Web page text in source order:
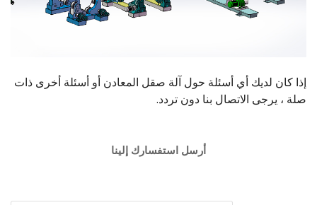
إذا كان لديك أي أسئلة حول آلة صقل المعادن أو أسئلة أخرى ذات
صلة ، يرجى الاتصال بنا دون تردد.
أرسل استفسارك إلينا